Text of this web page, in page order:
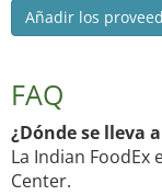
Añadir los
FAQ
¿Dónde se lleva
La Indian FoodEx
Center.